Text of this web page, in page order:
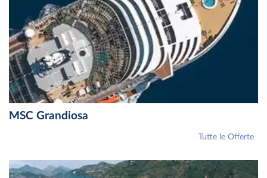
MSC Grandiosa
Tutte le Offerte